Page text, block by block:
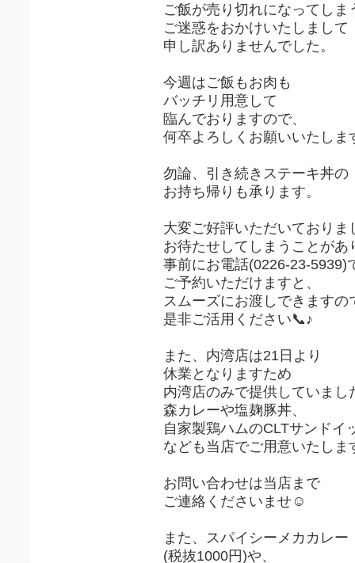
ご飯が売り切れになってしま
ご迷惑をおかけいたしまして
申し訳ありませんでした。
今週はご飯もお肉も
バッチリ用意して
臨んでおりますので、
何卒よろしくお願いいたしま
勿論、引き続きステーキ丼の
お持ち帰りも承ります。
大変ご好評いただいておりま
お待たせしてしまうことがあ
事前にお電話(0226-23-5939)
ご予約いただけますと、
スムーズにお渡しできますの
是非ご活用ください📞♪
また、内湾店は21日より
休業となりますため
内湾店のみで提供していまし
森カレーや塩麹豚丼、
自家製鶏ハムのCLTサンドイ
なども当店でご用意いたしま
お問い合わせは当店まで
ご連絡くださいませ☺
また、スパイシーメカカレー
(税抜1000円)や、